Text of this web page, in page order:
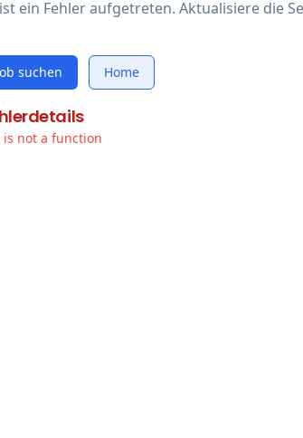
ein Fehler aufgetreten. Aktualisiere die
suchen Home
not a function